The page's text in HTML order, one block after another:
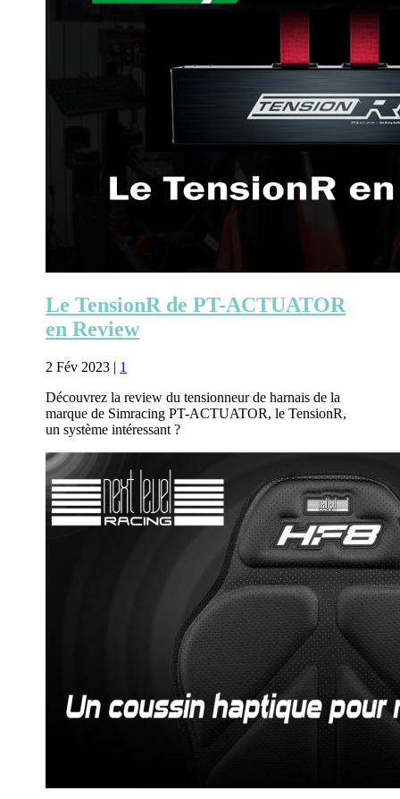
Le TensionR de PT-ACTUATOR
en Review
2 Fév 2023 | 1
Découvrez la review du tensionneur de harnais de la
marque de Simracing PT-ACTUATOR, le TensionR,
un système intéressant ?